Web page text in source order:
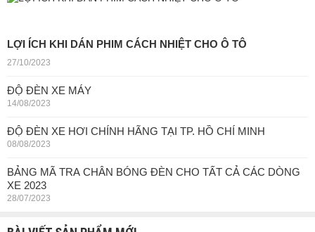
LỢI ÍCH KHI DÁN PHIM CÁCH NHIỆT CHO Ô TÔ
27/10/2023
ĐỘ ĐÈN XE MÁY
14/08/2023
ĐỘ ĐÈN XE HƠI CHÍNH HÃNG TẠI TP. HỒ CHÍ MINH
08/08/2023
BẢNG MÃ TRA CHÂN BÓNG ĐÈN CHO TẤT CẢ CÁC DÒNG
XE 2023
28/07/2023